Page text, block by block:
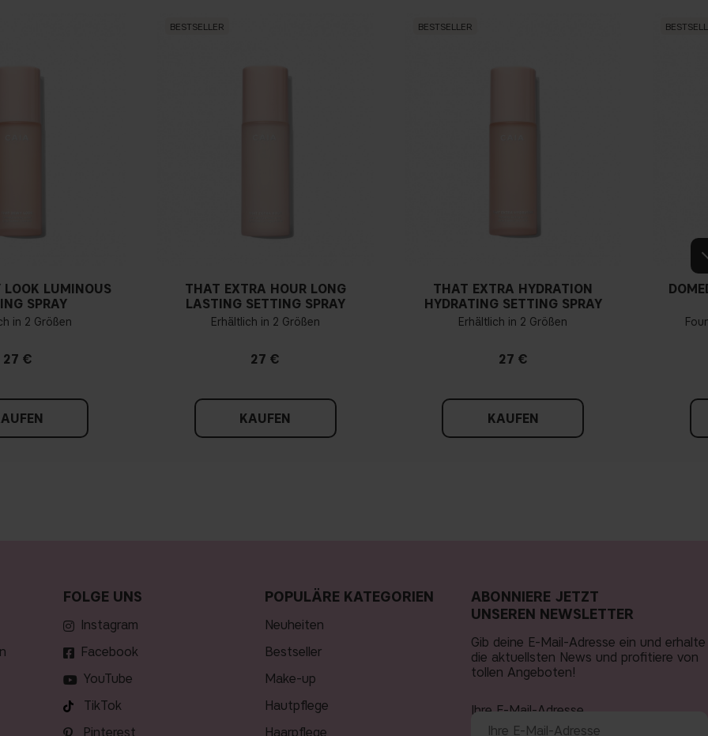
LUMINOUS
SPRAY
in 2 Größen
27 €
BESTSELLER
THAT EXTRA HOUR LONG
LASTING SETTING SPRAY
Erhältlich in 2 Größen
27 €
KAUFEN
BESTSELLER
THAT EXTRA HYDRATION
HYDRATING SETTING SPRAY
Erhältlich in 2 Größen
27 €
KAUFEN
FOLGE UNS
Instagram
Facebook
YouTube
TikTok
Pinterest
POPULÄRE KATEGORIEN
neuheiten
bestseller
make-up
hautpflege
haarpflege
ABONNIERE JETZT
UNSEREN NEWSLETTER
Gib deine E-Mail-Adresse ein und erhalte
die aktuellsten News und profitiere von
tollen Angeboten!
Ihre E-Mail-Adresse